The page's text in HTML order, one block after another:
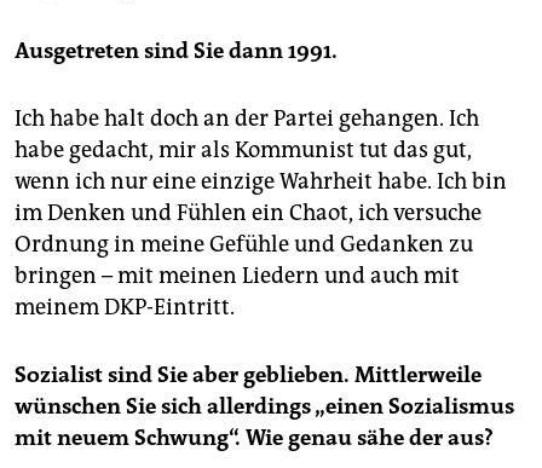
Ausgetreten sind Sie dann 1991.
Ich habe halt doch an der Partei gehangen. Ich
habe gedacht, mir als Kommunist tut das gut,
wenn ich nur eine einzige Wahrheit habe. Ich bin
im Denken und Fühlen ein Chaot, ich versuche
Ordnung in meine Gefühle und Gedanken zu
bringen – mit meinen Liedern und auch mit
meinem DKP-Eintritt.
Sozialist sind Sie aber geblieben. Mittlerweile
wünschen Sie sich allerdings „einen Sozialismus
mit neuem Schwung“. Wie genau sähe der aus?